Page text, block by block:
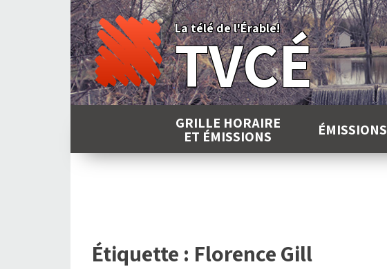
La télé de l'Érable!
TVCÉ
GRILLE HORAIRE
ET ÉMISSIONS ÉMISSIONS
Étiquette : Florence Gill